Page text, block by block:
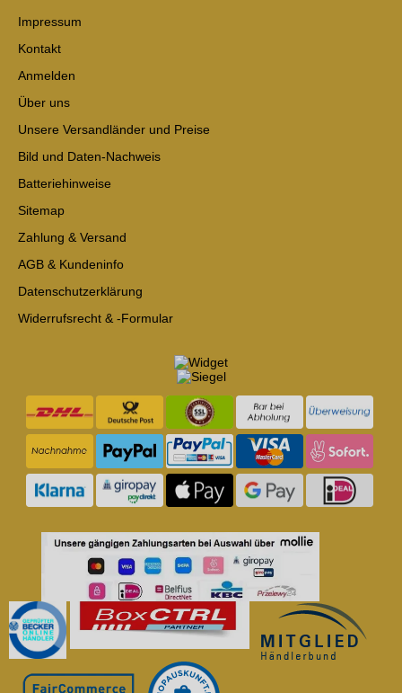
Impressum
Kontakt
Anmelden
Über uns
Unsere Versandländer und Preise
Bild und Daten-Nachweis
Batteriehinweise
Sitemap
Zahlung & Versand
AGB & Kundeninfo
Datenschutzerklärung
Widerrufsrecht & -Formular